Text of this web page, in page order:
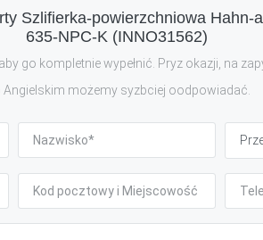
Szlifierka-powierzchniowa Hahn-
635-NPC-K (INNO31562)
go kompletnie wypełnić. Pryz okazji, na
Angielskim możemy syzbciej oodpowiadać.